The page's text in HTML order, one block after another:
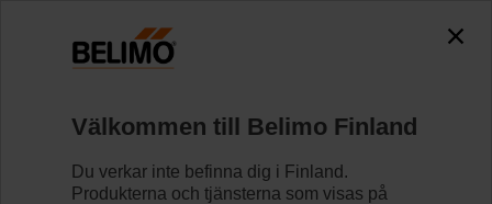
H6015X1P6-S2+SVC24A-SZ-TPC
Välkommen till Belimo Finland
Du verkar inte befinna dig i Finland.
Produkterna och tjänsterna som visas på